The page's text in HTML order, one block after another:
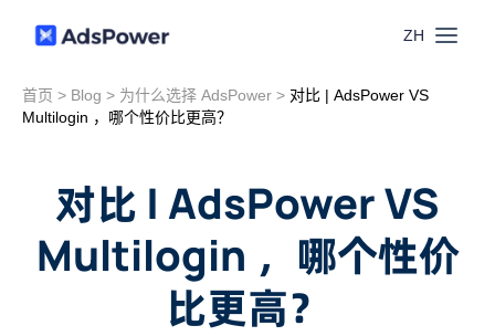
ZH
功能
窗口同步
联盟营销
首页 > Blog > 为什么选择 AdsPower > 对比 | AdsPower VS
Multilogin ，哪个性价比更高？
对比 | AdsPower VS
Multilogin ，哪个性价
比更高？